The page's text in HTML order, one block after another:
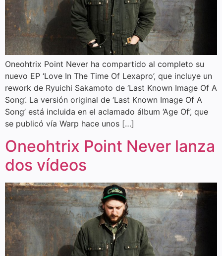
Oneohtrix Point Never ha compartido al completo su
nuevo EP ‘Love In The Time Of Lexapro’, que incluye un
rework de Ryuichi Sakamoto de ‘Last Known Image Of A
Song’. La versión original de ‘Last Known Image Of A
Song’ está incluida en el aclamado álbum ‘Age Of’, que
se publicó vía Warp hace unos […]
Oneohtrix Point Never lanza
dos vídeos